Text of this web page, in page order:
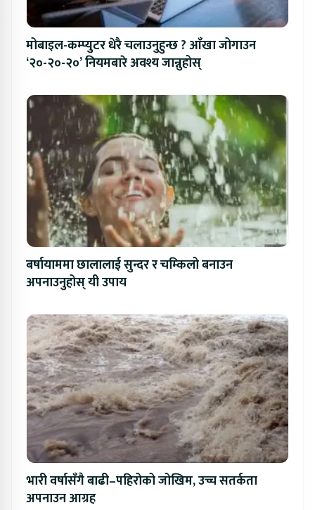
मोबाइल-कम्प्युटर धेरै चलाउनुहुन्छ ? आँखा जोगाउन
‘२०-२०-२०’ नियमबारे अवश्य जान्नुहोस्
बर्षायाममा छालालाई सुन्दर र चम्किलो बनाउन
अपनाउनुहोस् यी उपाय
भारी वर्षासँगै बाढी–पहिरोको जोखिम, उच्च सतर्कता
अपनाउन आग्रह